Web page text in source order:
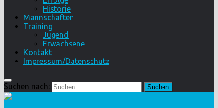
Historie
Mannschaften
Training
Jugend
Erwachsene
Kontakt
Impressum/Datenschutz
Suchen nach: